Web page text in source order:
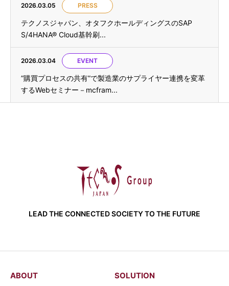
2026.03.05 PRESS
テクノスジャパン、オタフクホールディングスのSAP
S/4HANA® Cloud基幹刷...
2026.03.04 EVENT
”購買プロセスの共有”で製造業のサプライヤー連携を変革
するWebセミナー－mcfram...
LEAD THE CONNECTED SOCIETY TO THE FUTURE
ABOUT SOLUTION